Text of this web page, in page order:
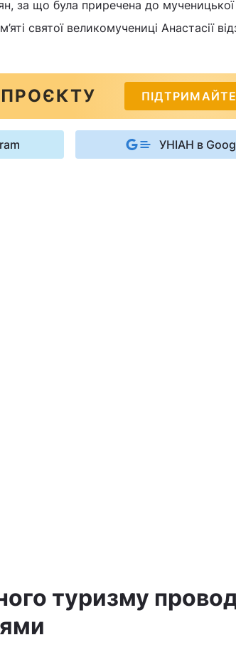
за що була приречена до мученицької
святої великомучениці Анастасії
УНІАН в
туризму